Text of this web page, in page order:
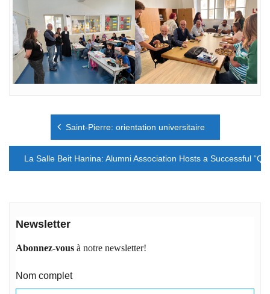
Navigation
l’article
Saint-Pierre: orientation universitaire
La Salle Beit Hanina: Alumni Association Hosts a Successful
Newsletter
Abonnez-vous à notre newsletter!
Nom complet